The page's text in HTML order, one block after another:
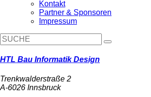
Kontakt
Partner & Sponsoren
Impressum
HTL Bau Informatik Design
Trenkwalderstraße 2
A-6026 Innsbruck